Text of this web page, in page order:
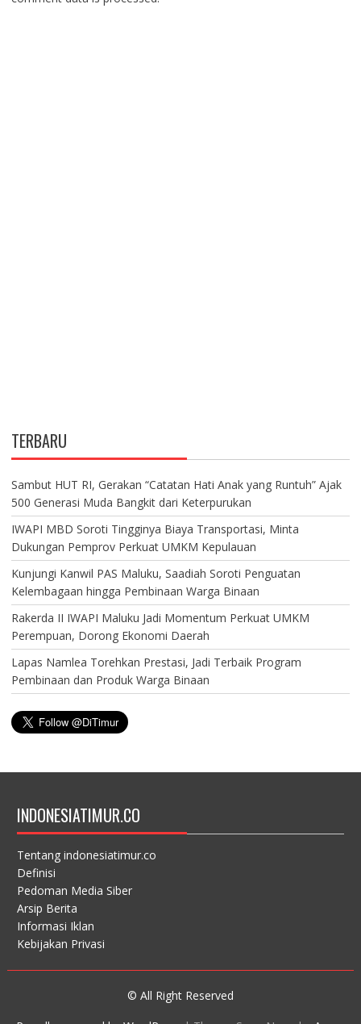
TERBARU
Sambut HUT RI, Gerakan “Catatan Hati Anak yang Runtuh” Ajak
500 Generasi Muda Bangkit dari Keterpurukan
IWAPI MBD Soroti Tingginya Biaya Transportasi, Minta
Dukungan Pemprov Perkuat UMKM Kepulauan
Kunjungi Kanwil PAS Maluku, Saadiah Soroti Penguatan
Kelembagaan hingga Pembinaan Warga Binaan
Rakerda II IWAPI Maluku Jadi Momentum Perkuat UMKM
Perempuan, Dorong Ekonomi Daerah
Lapas Namlea Torehkan Prestasi, Jadi Terbaik Program
Pembinaan dan Produk Warga Binaan
INDONESIATIMUR.CO
Tentang indonesiatimur.co
Definisi
Pedoman Media Siber
Arsip Berita
Informasi Iklan
Kebijakan Privasi
© All Right Reserved